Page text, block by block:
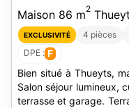
Maison 86 m2
EXCLUSIVITÉ 4 pièces
DPE : F
Bien situé à Thueyts,
Salon séjour lumineux,
terrasse et garage.